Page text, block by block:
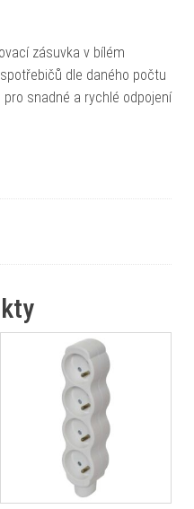
zásuvka v bílém
dle daného počtu
snadné a rychlé odpojení